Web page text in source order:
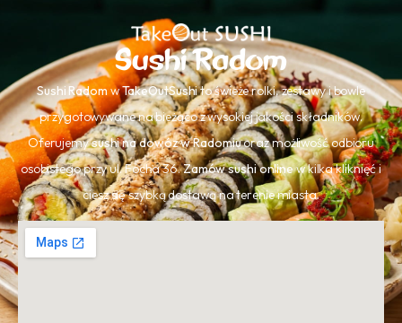
Sushi Radom
Sushi RadomwTakeOutSushito świeże rolki, zestawy i bowle
przygotowywane na bieżąco z wysokiej jakości składników.
Oferujemysushi na dowóz w Radomiuoraz możliwość odbioru
osobistego przy ul. Focha 36.Zamów sushi onlinew kilka kliknięć i
ciesz się szybką dostawą na terenie miasta.